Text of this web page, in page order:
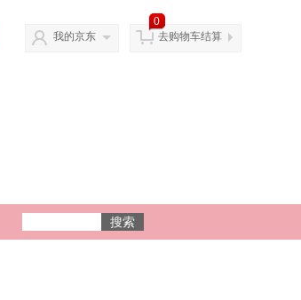
我的京东
0
去购物车结算